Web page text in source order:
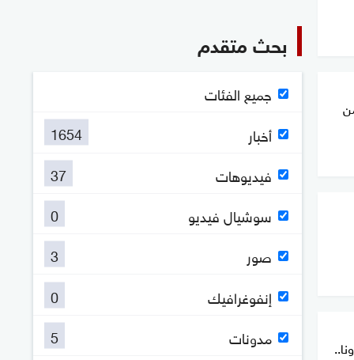
بحث متقدم
جميع الفئات
أخبار
1654
فيديوهات
37
سوشيال فيديو
0
صور
3
إنفوغرافيك
0
مدونات
5